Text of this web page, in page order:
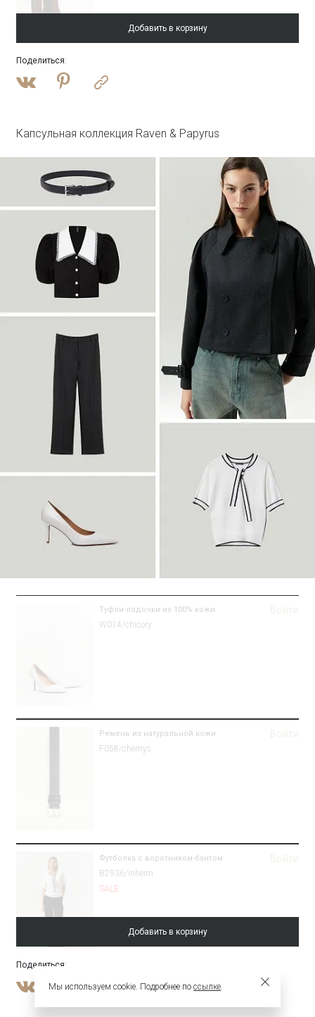
Брюки прямого кроя с защипами
SALE
Войти
Джинсовый жилет с леопардовым
принтом
GL112/lewpard
SALE
Войти
Добавить в корзину
Поделиться:
Капсульная коллекция Raven & Papyrus
Туфли-лодочки из 100% кожи
W014/chicory
Войти
Ремень из натуральной кожи
F058/chernys
Войти
Футболка с воротником-бантом
B2936/inheim
SALE
Войти
Брюки зауженного кроя из костюмной
Брюки D001/aspect
Добавить в корзину
Поделиться:
Мы используем cookie. Подробнее по ссылке